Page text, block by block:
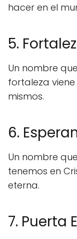
hacer en el
5.
Un nombre
fortaleza
mismos.
6.
Un nombre
tenemos en
eterna.
7. Puerta